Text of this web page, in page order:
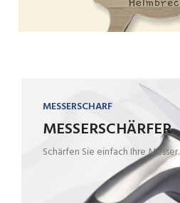
MESSERSCHARF
MESSERSCHÄRFER
Schärfen Sie einfach Ihre Messer.